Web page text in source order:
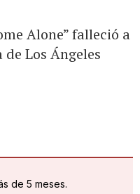
Alone” falleció a
Los Ángeles
de 5 meses.